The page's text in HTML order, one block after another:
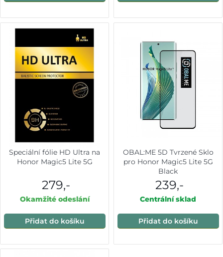
Speciální fólie HD Ultra na
Honor Magic5 Lite 5G
279,-
Okamžité odeslání
Přidat do košíku
OBAL:ME 5D Tvrzené Sklo
pro Honor Magic5 Lite 5G
Black
239,-
Centrální sklad
Přidat do košíku